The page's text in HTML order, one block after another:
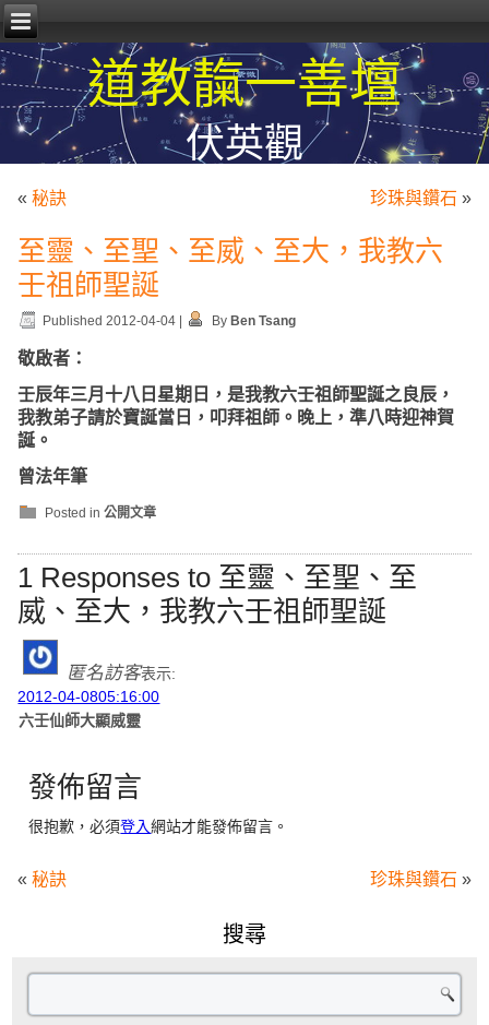
道教靝一善壇
伏英觀
«秘訣 珍珠與鑽石 »
至靈、至聖、至威、至大，我教六
壬祖師聖誕
Published 2012-04-04 | By Ben Tsang
敬啟者：
壬辰年三月十八日星期日，是我教六壬祖師聖誕之良辰，
我教弟子請於寶誕當日，叩拜祖師。晚上，準八時迎神賀
誕。
曾法年筆
Posted in 公開文章
1 Responses to 至靈、至聖、至
威、至大，我教六壬祖師聖誕
匿名訪客表示:
2012-04-0805:16:00
六壬仙師大顯威靈
發佈留言
很抱歉，必須登入網站才能發佈留言。
«秘訣 珍珠與鑽石 »
搜尋